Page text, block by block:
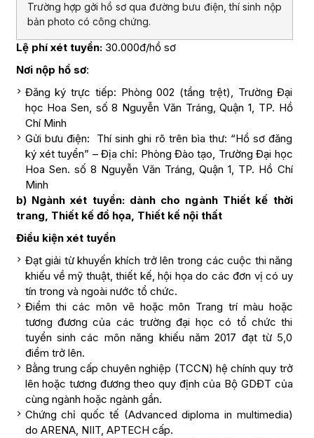
Trường hợp gởi hồ sơ qua đường bưu điện, thí sinh nộp
bản photo có công chứng.
Lệ phí xét tuyển: 30.000đ/hồ sơ
Nơi nộp hồ sơ:
Đăng ký trực tiếp: Phòng 002 (tầng trệt), Trường Đại
học Hoa Sen, số 8 Nguyễn Văn Tráng, Quận 1, TP. Hồ
Chí Minh
Gửi bưu điện: Thí sinh ghi rõ trên bìa thư: “Hồ sơ đăng
ký xét tuyển” – Địa chỉ: Phòng Đào tạo, Trường Đại học
Hoa Sen. số 8 Nguyễn Văn Tráng, Quận 1, TP. Hồ Chí
Minh
b) Ngành xét tuyển: dành cho ngành Thiết kế thời
trang, Thiết kế đồ họa, Thiết kế nội thất
Điều kiện xét tuyển
Đạt giải từ khuyến khích trở lên trong các cuộc thi năng
khiếu về mỹ thuật, thiết kế, hội họa do các đơn vị có uy
tín trong và ngoài nước tổ chức.
Điểm thi các môn vẽ hoặc môn Trang trí màu hoặc
tương đương của các trường đại học có tổ chức thi
tuyển sinh các môn năng khiếu năm 2017 đạt từ 5,0
điểm trở lên.
Bằng trung cấp chuyên nghiệp (TCCN) hệ chính quy trở
lên hoặc tương đương theo quy định của Bộ GDĐT của
cùng ngành hoặc ngành gần.
Chứng chỉ quốc tế (Advanced diploma in multimedia)
do ARENA, NIIT, APTECH cấp.